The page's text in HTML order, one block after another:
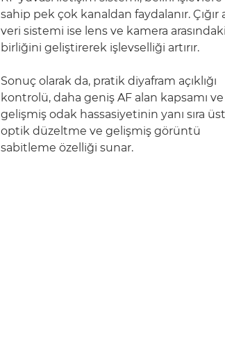
sahip pek çok kanaldan faydalanır. Çığır
veri sistemi ise lens ve kamera
birliğini geliştirerek işlevselliği artırır.
Sonuç olarak da, pratik diyafram açıklığı
kontrolü, daha geniş AF alan kapsamı ve
gelişmiş odak hassasiyetinin yanı sıra
optik düzeltme ve gelişmiş görüntü
sabitleme özelliği sunar.